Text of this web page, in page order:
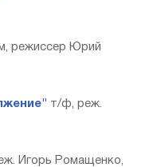
режиссер Юрий
т/ф, реж.
Игорь Ромащенко,